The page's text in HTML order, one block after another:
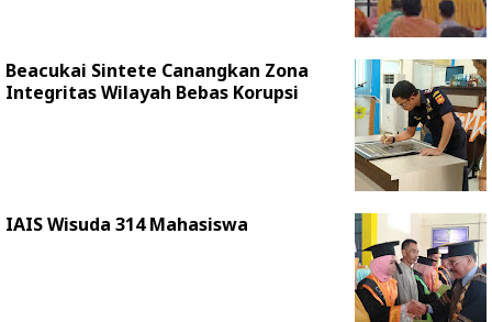
Beacukai Sintete Canangkan Zona
Integritas Wilayah Bebas Korupsi
IAIS Wisuda 314 Mahasiswa